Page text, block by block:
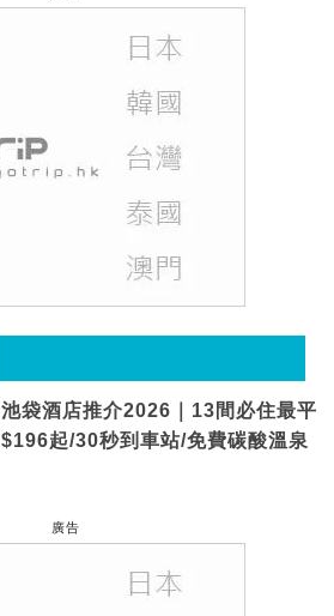
池袋酒店推介2026｜13間必住最平
$196起/30秒到車站/免費碳酸溫泉
廣告